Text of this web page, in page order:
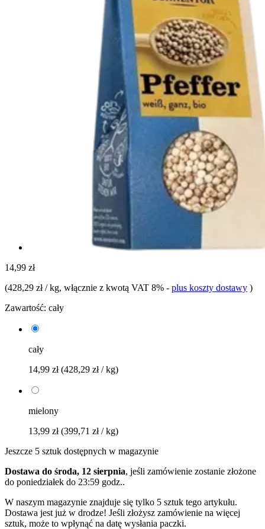
14,99 zł
(428,29 zł / kg, włącznie z kwotą VAT 8% - plus koszty dostawy )
Zawartość: cały
cały
14,99 zł(428,29 zł / kg)
mielony
13,99 zł(399,71 zł / kg)
Jeszcze 5 sztuk dostępnych w magazynie
Dostawa do środa, 12 sierpnia, jeśli zamówienie zostanie złożone
do poniedziałek do 23:59 godz..
W naszym magazynie znajduje się tylko 5 sztuk tego artykułu.
Dostawa jest już w drodze! Jeśli złożysz zamówienie na więcej
sztuk, może to wpłynąć na datę wysłania paczki.